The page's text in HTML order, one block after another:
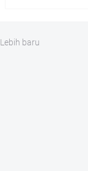
Lebih baru